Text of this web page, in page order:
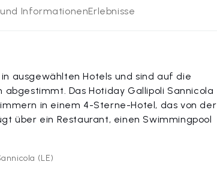
InformationenErlebnisse
ausgewählten Hotels und sind auf die
Das Hotiday Gallipoli Sannicola
in einem 4-Sterne-Hotel, das von der
über ein Restaurant, einen Swimmingpool
(LE)